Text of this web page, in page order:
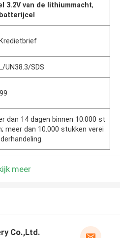
3.2V van de lithiummacht,
UN38.3/SDS
dan 14 dagen binnen 10.000 st
meer dan 10.000 stukken verei
meer
Co.,Ltd.